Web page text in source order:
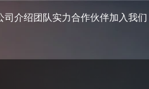
司介绍团队实力合作伙伴加入我们